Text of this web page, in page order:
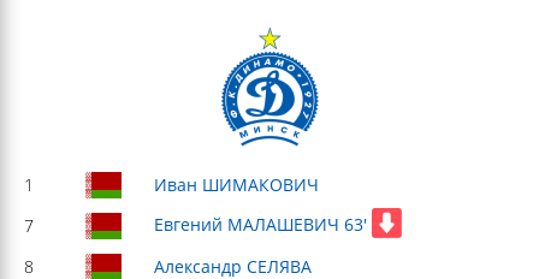
1
Иван ШИМАКОВИЧ
7
Евгений МАЛАШЕВИЧ 63'
8
Александр СЕЛЯВА